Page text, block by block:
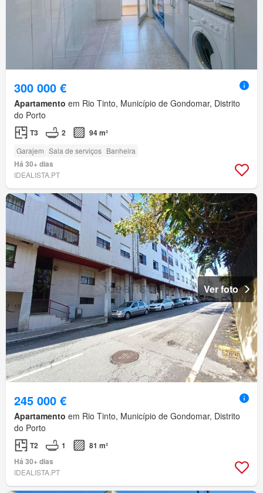
300 000 €
Apartamento em Rio Tinto, Município de Gondomar, Distrito
do Porto
T3 2 94 m²
Garajem Sala de serviços Banheira
Há 30+ dias
IDEALISTA.PT
Ver foto
245 000 €
Apartamento em Rio Tinto, Município de Gondomar, Distrito
do Porto
T2 1
81 m²
Há 30+ dias
IDEALISTA.PT